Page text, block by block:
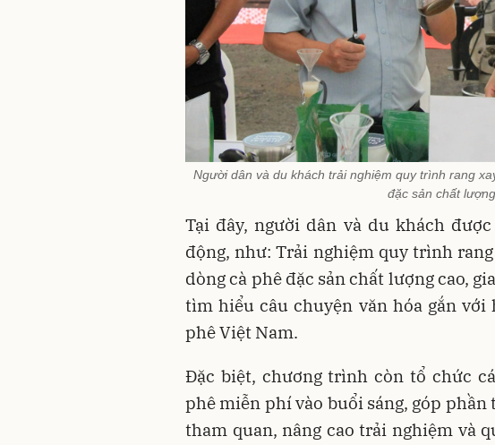
Người dân và du khách trải nghiệm quy trình rang
đặc sản chất
Tại đây, người dân và du khách
động, như: Trải nghiệm quy trình
dòng cà phê đặc sản chất lượng cao,
tìm hiểu câu chuyện văn hóa gắn
phê Việt Nam.
Đặc biệt, chương trình còn tổ chức
phê miễn phí vào buổi sáng, góp
tham quan, nâng cao trải nghiệm và